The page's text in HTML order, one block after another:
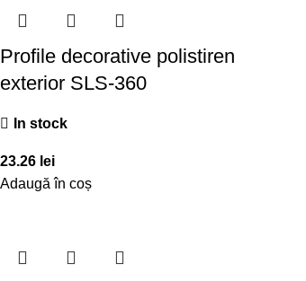
Profile decorative polistiren
exterior SLS-360
In stock
23.26 lei
Adaugă în coș